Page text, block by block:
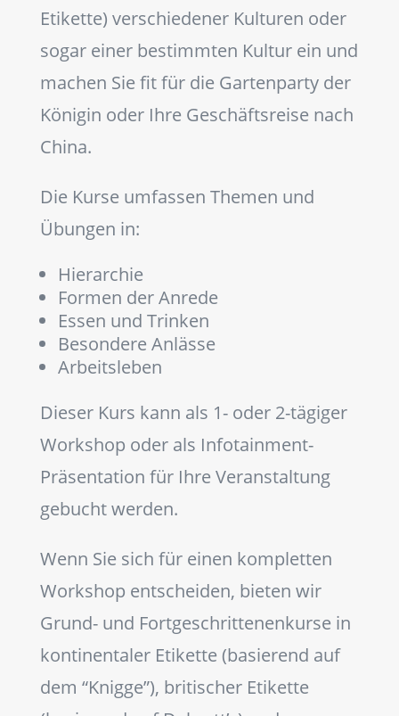
Etikette) verschiedener Kulturen oder
sogar einer bestimmten Kultur ein und
machen Sie fit für die Gartenparty der
Königin oder Ihre Geschäftsreise nach
China.
Die Kurse umfassen Themen und
Übungen in:
Hierarchie
Formen der Anrede
Essen und Trinken
Besondere Anlässe
Arbeitsleben
Dieser Kurs kann als 1- oder 2-tägiger
Workshop oder als Infotainment-
Präsentation für Ihre Veranstaltung
gebucht werden.
Wenn Sie sich für einen kompletten
Workshop entscheiden, bieten wir
Grund- und Fortgeschrittenenkurse in
kontinentaler Etikette (basierend auf
dem “Knigge”), britischer Etikette